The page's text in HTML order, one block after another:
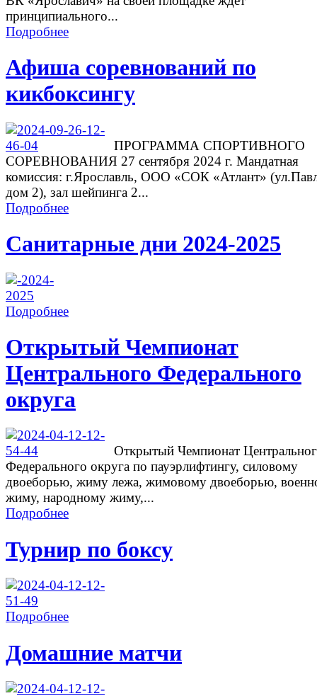
принципиального...
Подробнее
Афиша соревнований по
кикбоксингу
ПРОГРАММА СПОРТИВНОГО
СОРЕВНОВАНИЯ 27 сентября 2024 г. Мандатная
комиссия: г.Ярославль, ООО «СОК «Атлант»
дом 2), зал шейпинга 2...
Подробнее
Санитарные дни 2024-2025
Подробнее
Открытый Чемпионат
Центрального Федерального
округа
Открытый Чемпионат
Федерального округа по пауэрлифтингу, силовому
двоеборью, жиму лежа, жимовому двоеборью,
жиму, народному жиму,...
Подробнее
Турнир по боксу
Подробнее
Домашние матчи